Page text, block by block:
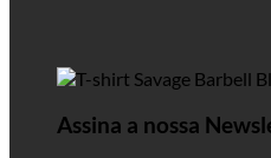
Assina a nossa